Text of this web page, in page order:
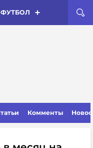
ФУТБОЛ
Комменты